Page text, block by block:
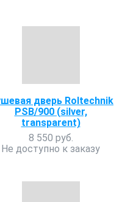
дверь Roltechnik
PSB/900 (silver,
transparent)
8 550 руб.
Не доступно к заказу